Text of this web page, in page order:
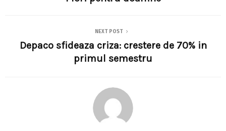
NEXT POST
Depaco sfideaza criza: crestere de 70% in
primul semestru